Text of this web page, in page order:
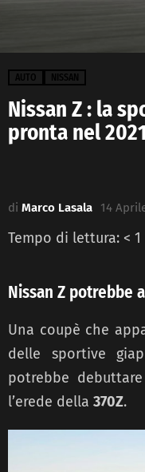
AUTO NISSAN
Nissan Z : la
pronta nel
di Marco Lasala 14
Tempo di lettura: < 1
Nissan Z potrebbe
Una coupè che
delle sportive
potrebbe
l’erede della 370Z.